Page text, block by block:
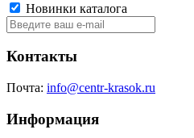
Новинки каталога
Контакты
Почта: info@centr-krasok.ru
Информация